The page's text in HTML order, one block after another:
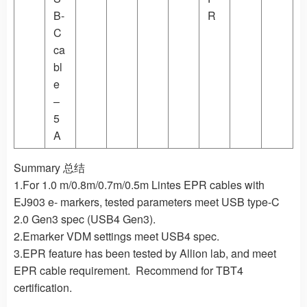
B-
C
ca
bl
e
–
5
A
R
Summary 总结
1.For 1.0 m/0.8m/0.7m/0.5m Lintes EPR cables with
EJ903 e- markers, tested parameters meet USB type-C
2.0 Gen3 spec (USB4 Gen3).
2.Emarker VDM settings meet USB4 spec.
3.EPR feature has been tested by Allion lab, and meet
EPR cable requirement. Recommend for TBT4
certification.